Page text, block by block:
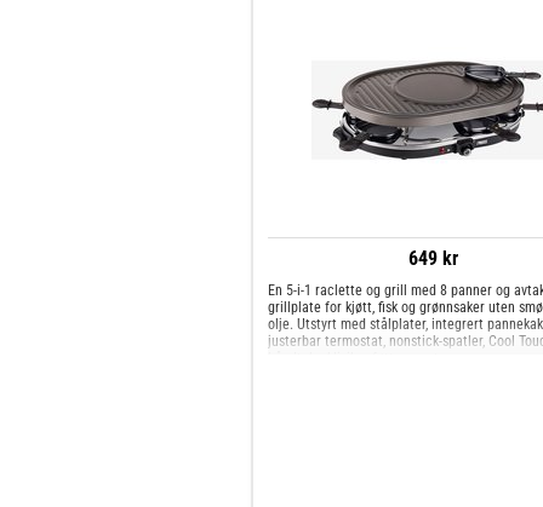
649 kr
En 5-i-1 raclette og grill med 8 panner og
grillplate for kjøtt, fisk og grønnsaker uten
olje. Utstyrt med stålplater, integrert
justerbar termostat, nonstick-spatler, Cool